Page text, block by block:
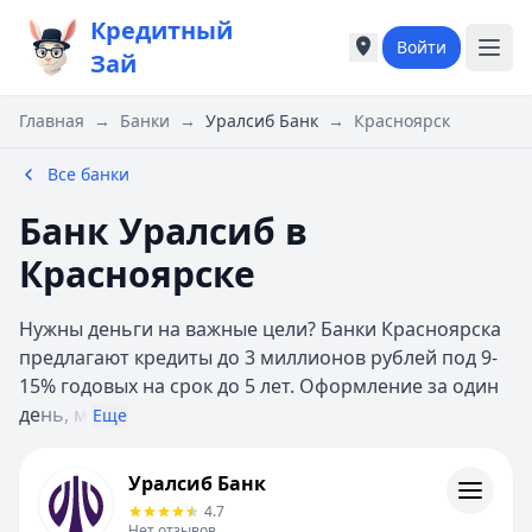
Кредитный
Зай
Города России
Москва
Казань
Красноярск
М
Москва
Новосибирск
Города России
Москва
Казань
Красноярск
М
Москва
Новосибирск
Войти
Главная → Банки → Уралсиб Банк → Красноярск
Все банки
Банк Уралсиб в
Красноярске
Нужны деньги на важные цели? Банки Красноярска
предлагают кредиты до 3 миллионов рублей под 9-
15% годовых на срок до 5 лет. Оформление за один
день, м Еще
Кредиты
Контакты
Уралсиб Банк
4.7